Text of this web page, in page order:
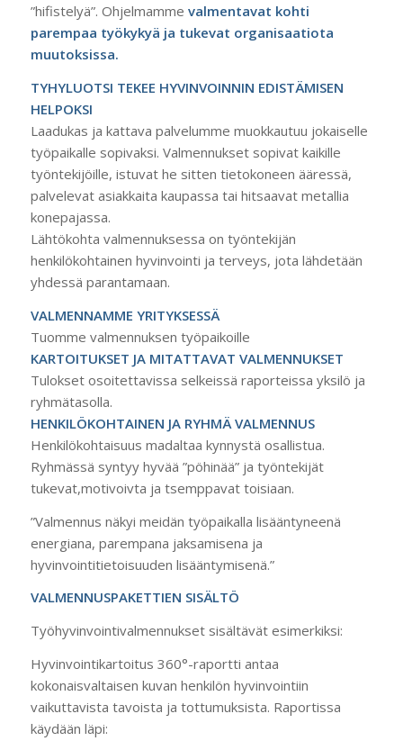
”hifistelyä”. Ohjelmamme valmentavat kohti
parempaa työkykyä ja tukevat organisaatiota
muutoksissa.
TYHYLUOTSI TEKEE HYVINVOINNIN EDISTÄMISEN
HELPOKSI
Laadukas ja kattava palvelumme muokkautuu jokaiselle
työpaikalle sopivaksi. Valmennukset sopivat kaikille
työntekijöille, istuvat he sitten tietokoneen ääressä,
palvelevat asiakkaita kaupassa tai hitsaavat metallia
konepajassa.
Lähtökohta valmennuksessa on työntekijän
henkilökohtainen hyvinvointi ja terveys, jota lähdetään
yhdessä parantamaan.
VALMENNAMME YRITYKSESSÄ
Tuomme valmennuksen työpaikoille
KARTOITUKSET JA MITATTAVAT VALMENNUKSET
Tulokset osoitettavissa selkeissä raporteissa yksilö ja
ryhmätasolla.
HENKILÖKOHTAINEN JA RYHMÄ VALMENNUS
Henkilökohtaisuus madaltaa kynnystä osallistua.
Ryhmässä syntyy hyvää ”pöhinää” ja työntekijät
tukevat,motivoivta ja tsemppavat toisiaan.
”Valmennus näkyi meidän työpaikalla lisääntyneenä
energiana, parempana jaksamisena ja
hyvinvointitietoisuuden lisääntymisenä.”
VALMENNUSPAKETTIEN SISÄLTÖ
Työhyvinvointivalmennukset sisältävät esimerkiksi:
Hyvinvointikartoitus 360°-raportti antaa
kokonaisvaltaisen kuvan henkilön hyvinvointiin
vaikuttavista tavoista ja tottumuksista. Raportissa
käydään läpi: